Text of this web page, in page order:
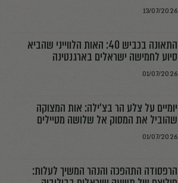
13/07/2026
התאונה בכביש 40: האות הלווייני שהביא
סיוע לחמישה ישראלים בארגנטינה
01/07/2026
יומיים על צלע הר בצ׳ילה: אות המצוקה
שהוביל את המסוק אל שלושה מטיילים
01/07/2026
הרפסודה התהפכה והנהר המשיך לעלות: